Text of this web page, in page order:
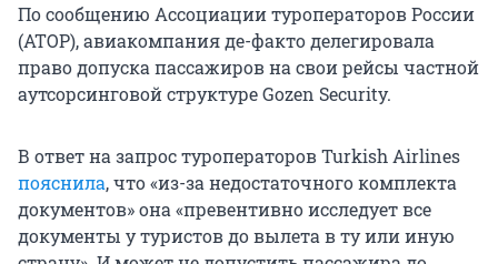
По сообщению Ассоциации туроператоров России
(АТОР), авиакомпания де-факто делегировала
право допуска пассажиров на свои рейсы частной
аутсорсинговой структуре Gozen Security.
В ответ на запрос туроператоров Turkish Airlines
пояснила, что «из-за недостаточного комплекта
документов» она «превентивно исследует все
документы у туристов до вылета в ту или иную